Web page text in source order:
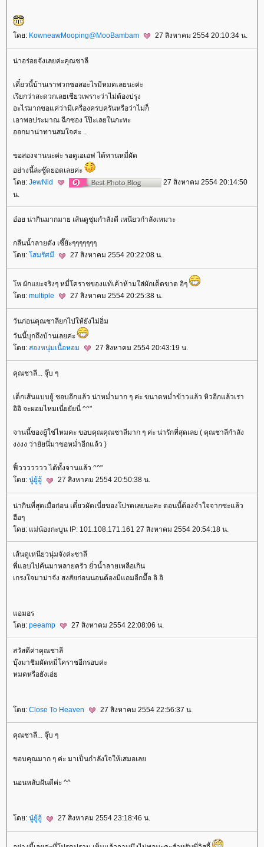
ดย: KowneawMooping@MooBambam 27 สิงหาคม 2554 20:10:34 น.
น่าอร่อยจังเลยค่ะคุณชาลี
เดี๋ยวนี้บ้านเราพวกซอสอะไรมีหมดเลยนะค่ะ
เรียกว่าสะดวกเลยเชียวเพราะว่าไม่ต้องปรุง
อะไรมากขอแค่ว่ามีเครื่องครบครันหรือว่าไม่ก็
เอาพอประมาณ ฉีกซอง โป๊ะเลยในกะทะ
ออกมาน่าทานสมใจค่ะ ..
ขอสองจานนะค่ะ รอดูเอเอฟ ได้ทานหมี่ผัด
อย่างนี้ล่ะซู๊ดยอดเลยค่ะ
ดย: JewNid
27 สิงหาคม 2554 20:14:50
น.
อ๋อย น่ากินมากมาย เส้นดูชุ่มกำลังดี เหนียวกำลังเหมาะ
กลืนน้ำลายดัง เซี๊ยัะๆๆๆๆๆๆๆ
ดย: สมรัศมี 27 สิงหาคม 2554 20:22:08 น.
ห ผักแยะจริงๆ หมี่โคราชของแท้เค้าห้ามใส่ผักเด็ดขาด อิๆ
ดย: multiple 27 สิงหาคม 2554 20:25:38 น.
วันก่อนคุณชาลียกไปให้ยังไม่อิ่ม
วันนี้บุกถึงบ้านเลยค่ะ
ดย: สองหนุ่มเนื้อหอม 27 สิงหาคม 2554 20:43:19 น.
คุณชาลี... จุ๊บ ๆ
เด็กเส้นแบบยู้ ชอบอีกแล้ว น่าหม่ำมาก ๆ ค่ะ ขนาดหม่ำข้าวแล้ว หิวอีกแล้วเรา
อิอิ จะผอมไหมเนี่ยยัยนี่ ^^"
จานนี้ของยู้ใช่ไหมคะ ขอบคุณคุณชาลีมาก ๆ ค่ะ น่ารักที่สุดเลย ( คุณชาลีกำลัง
งงงง ว่ายัยนี่มาขอหม่ำอีกแล้ว )
ฟิ้ววววววว ได้ทั้งจานแล้ว ^^"
ดย: นู๋ยู้ฮู้ 27 สิงหาคม 2554 20:50:38 น.
น่ากินที่สุดเมื่อก่อน เตี๋ยวผัดเนี่ยของโปรดเลยนะคะ ตอนนี้ต้องจำใจจากซะแล้ว
ฮือๆ
ดย: แม่น้องกะบูน IP: 101.108.171.161 27 สิงหาคม 2554 20:54:18 น.
เส้นดูเหนียวนุ่มจังค่ะชาลี
พี่แอบไปค้นมาหลายครัว ยั่วน้ำลายเหลือเกิน
เกรงใจมาม่าจัง สงสัยก่อนนอนต้องมีแถมอีกมื๊อ อิ อิ
อมอร
ดย: peeamp 27 สิงหาคม 2554 22:08:06 น.
สวัสดีค่าคุณชาลี
บุ๊งมาชิมผัดหมี่โคราชอีกรอบค่ะ
หมดหรือยังเอ่
ดย: Close To Heaven 27 สิงหาคม 2554 22:56:37 น.
คุณชาลี... จุ๊บ ๆ
ขอบคุณมาก ๆ ค่ะ มาเป็นกำลังใจให้เสมอเล
นอนหลับฝันดีค่ะ ^^
ดย: นู๋ยู้ฮู้ 27 สิงหาคม 2554 23:18:46 น.